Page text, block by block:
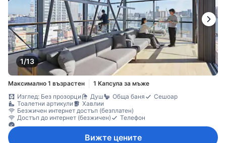
1/13
Максимално 1 възрастен
1 Капсула за мъже
Изглед: Без прозорци
Душ Обща баня
Сешоар
Тоалетни артикули
Хавлии
Безжичен интернет достъп (безплатен)
Достъп до интернет (безжичен)
Телефон
Вижте цените